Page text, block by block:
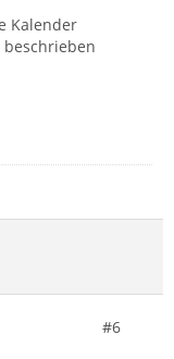
Kalender
#6